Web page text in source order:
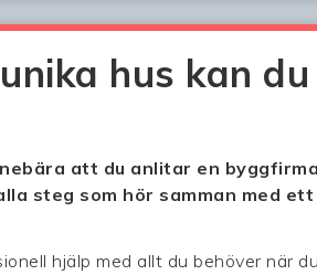
hus kan du
att du anlitar en
steg som hör samman med ett
hjälp med allt du behöver när du